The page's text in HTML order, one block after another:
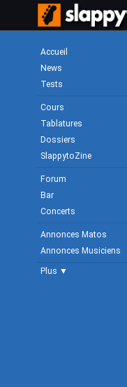
Accueil
News
Tests
Cours
Tablatures
Dossiers
SlappytoZine
Forum
Bar
Concerts
Annonces Matos
Annonces Musiciens
Plus ▼